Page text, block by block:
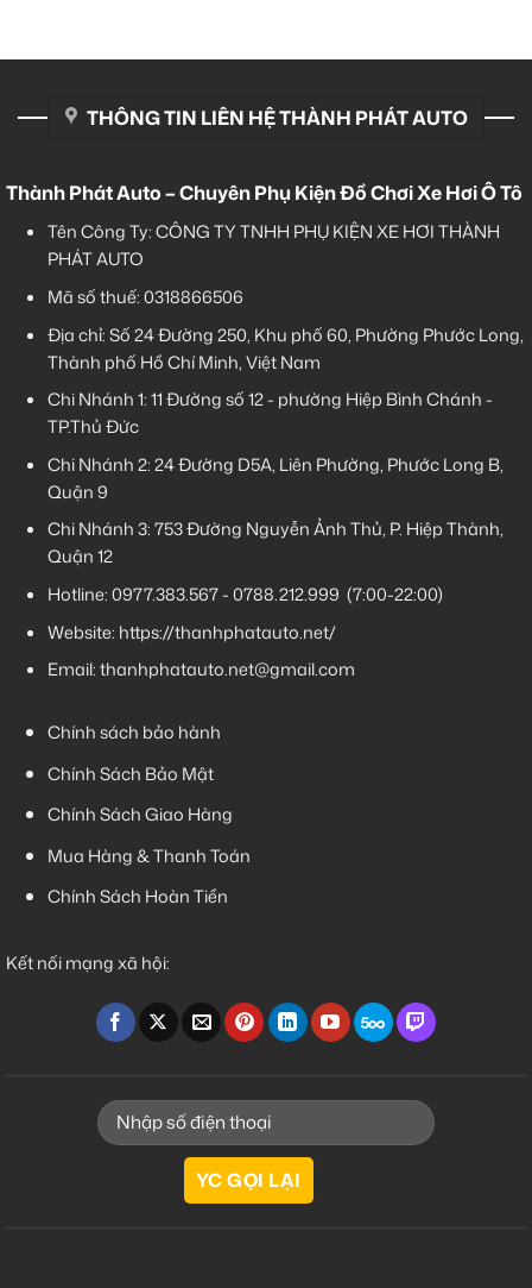
THÔNG TIN LIÊN HỆ THÀNH PHÁT AUTO
Thành Phát Auto – Chuyên Phụ Kiện Đồ Chơi Xe Hơi Ô Tô
Tên Công Ty: CÔNG TY TNHH PHỤ KIỆN XE HƠI THÀNH
PHÁT AUTO
Mã số thuế: 0318866506
Địa chỉ: Số 24 Đường 250, Khu phố 60, Phường Phước Long,
Thành phố Hồ Chí Minh, Việt Nam
Chi Nhánh 1:11 Đường số 12 - phường Hiệp Bình Chánh -
TP.Thủ Đức
Chi Nhánh 2:24 Đường D5A, Liên Phường, Phước Long B,
Quận 9
Chi Nhánh 3:753 Đường Nguyễn Ảnh Thủ, P. Hiệp Thành,
Quận 12
Hotline:0977.383.567-0788.212.999 (7:00-22:00)
Website: https://thanhphatauto.net/
Email:thanhphatauto.net@gmail.com
Chính sách bảo hành
Chính Sách Bảo Mật
Chính Sách Giao Hàng
Mua Hàng & Thanh Toán
Chính Sách Hoàn Tiền
Kết nối mạng xã hội: